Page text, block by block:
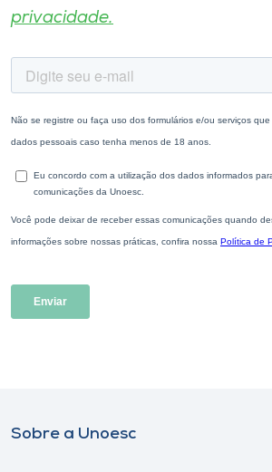
privacidade.
Sobre a Unoesc